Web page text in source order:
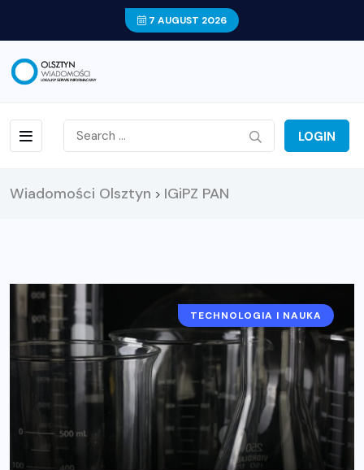
7 AUGUST 2026
LOGIN
Wiadomości Olsztyn > IGiPZ PAN
TECHNOLOGIA I NAUKA